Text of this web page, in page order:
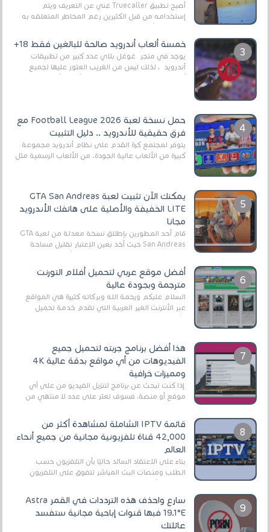
أصبح تطبيق Truecaller غني عن التعريف ويتم
إستخدامه من قبل الكثيرين رغم المخاطر المتعلقه به
خمسة ألعاب أندرويد صالحة للبالغين فقط 18+
يوجد في متجر غوغل بلاي عدد كبير من تطبيقات
أندرويد ، لذلك ليس من الغريب العثور عليها لجميع
حمل نسخة لعبة Football League 2026 مع
فرق حقيقية للأندرويد .. دليل التثبيت
يتوفر لمجتمع كرة القدم على نظام أندرويد مجموعة
كبيرة من الألعاب عالية الجودة. من الألعاب الرسمية مثل
يمكنك الآن تثبيت لعبة GTA San Andreas
LITE الخفيفة والأصلية على هاتفك الأندرويد
مجانا
قام أحد المطورين بإطلاق نسخة معدلة من لعبة GTA
San Andreas حيث أخد بعين الإعتبار تقليل مساحة
أفضل موقع عربي لتحميل أفلام التورنت
مترجمة وبجودة عالية
السلام عليكم ورحمة الله وبركاته كثيرة هي المواقع
عبر الأنترنت الغير العربية التي تقدم خدمة تحميل
هذا أفضل برنامج جربته لتحميل جميع
الفيديوهات من أي مواقع بدقة عالية 4K
ومميزات خرافية
إذا كنت تبحث عن برنامج لتنزيل الفيديو من على أي
موقع أو منصة، فسوف تعثر على عدد لا منتهي من
قائمة IPTV الشاملة لمشاهدة أكثر من
42,000 قناة تلفزيونية مجانية من جميع أنحاء
العالم
بناءً على الاعتقاد السائد حاليًا بأن التلفزيون حسب
الطلب ومنصات البث المباشر تتفوق على التلفزيون
سارع واحذف هذه الترددات في القمر Astra
19.1°E فبها قنوات إباحية مجانية ستفسد
عائلتك